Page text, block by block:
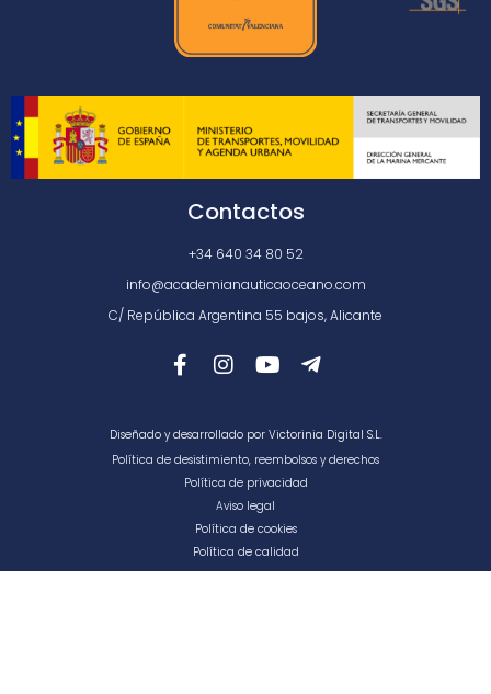
Contactos
+34 640 34 80 52
info@academianauticaoceano.com
C/ República Argentina 55 bajos, Alicante
Diseñado y desarrollado por Victorinia Digital S.L.
Política de desistimiento, reembolsos y derechos
Política de privacidad
Aviso legal
Política de cookies
Política de calidad